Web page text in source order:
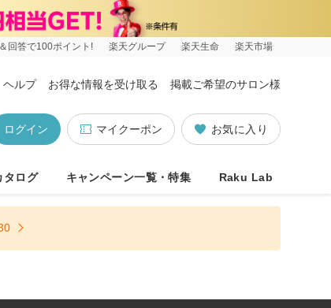
回答で100ポイント! 楽天グループ 楽天生命 楽天市場
ヘルプ お得な情報を受け取る 掲載ご希望のサロン様
お気に入り
マイクーポン
ログイン
タログ キャンペーン一覧・特集 Raku Lab